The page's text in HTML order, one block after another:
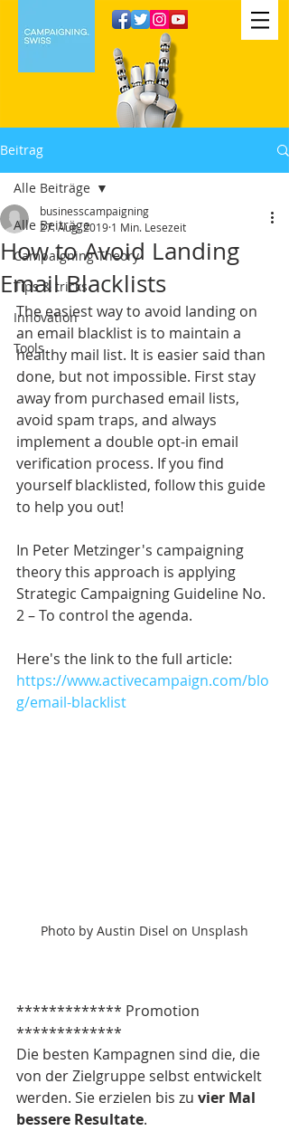
Beitrag
Alle Beiträge
Campaigning Theory
Tips & tricks
Innovation
Tools
Alle Beiträge
How to Avoid Landing
Email Blacklists
businesscampaigning
27. Aug. 2019 1 Min. Lesezeit
The easiest way to avoid landing on
an email blacklist is to maintain a
healthy mail list. It is easier said than
done, but not impossible. First stay
away from purchased email lists,
avoid spam traps, and always
implement a double opt-in email
verification process. If you find
yourself blacklisted, follow this guide
to help you out!
In Peter Metzinger's campaigning
theory this approach is applying
Strategic Campaigning Guideline No.
2 – To control the agenda.
Here's the link to the full article:
https://www.activecampaign.com/blo
g/email-blacklist
Photo by Austin Disel on Unsplash
************* Promotion
*************
Die besten Kampagnen sind die, die
von der Zielgruppe selbst entwickelt
werden. Sie erzielen bis zu vier Mal
bessere Resultate.